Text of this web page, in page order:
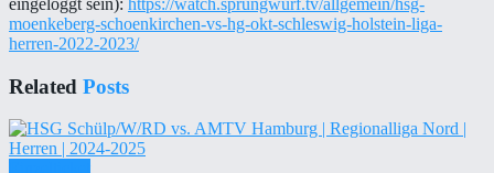
moenkeberg-schoenkirchen-vs-hg-okt-schleswig-holstein-liga-
herren-2022-2023/
Related Posts